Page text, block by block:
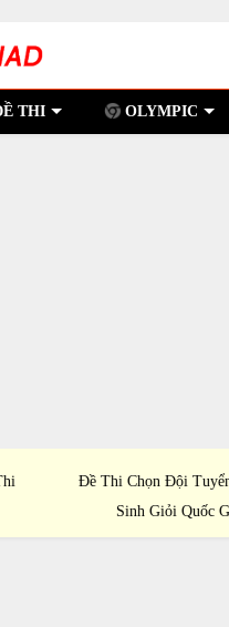
THI OLYMPIC
Thi Học
Đề Thi Chọn
Thi Học Sinh